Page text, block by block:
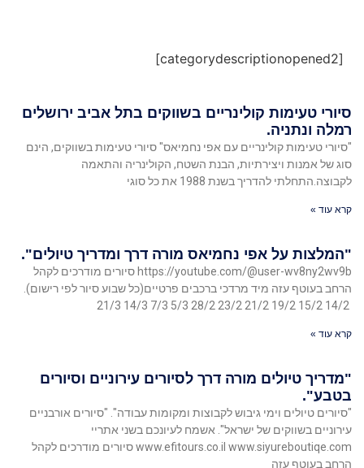
[categorydescriptionopened2]
סיורי טעימות קולינריים בשווקים בתל אביב ירושלים
רמלה ונתניה.
"סיורי טעימות קולינריים עם אפי נחמיאס" סיורי טעימות בשווקים, הינם
סוג של אמנות ויצירתיות, הבנת השטח, הקולינריה והתאמה
לקבוצה.התחלתי להדריך בשנת 1988 את כל סוגי
קרא עוד »
"המלצות על אפי נחמיאס מורה דרך ומדריך טיולים".
https://youtube.com/@user-wv8ny2wv9b סיורים מודרכים לקהל
הרחב בעוטף עזה מיד מרדכי ברכבים פרטיים(כל שבוע סיור לפי רישום).
קרא עוד »
"מדריך טיולים מורה דרך לסיורים עירוניים וסיורים
בטבע".
"סיורים טיולים וימי גיבוש לקבוצות ומקומות עבודה". "סיורים אורבניים
עירוניים בשווקים של ישראל". אשמח לעיונכם בשני אתריי
www.efitours.co.il www.siyureboutiqe.com סיורים מודרכים לקהל
הרחב בעוטף עזה